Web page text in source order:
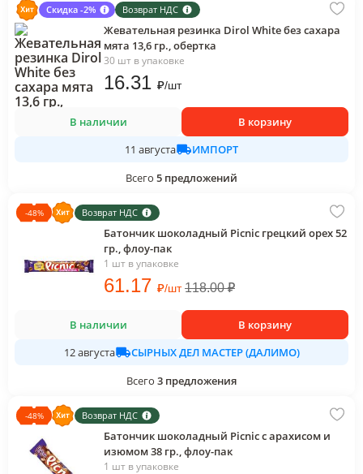
Скидка -2% Возврат НДС
Жевательная резинка Dirol White без сахара
мята 13,6 гр., обертка
30 шт в упаковке
16.31 ₽/шт
В наличии
В корзину
11 августа
ИМПОРТ
Всего 5 предложений
-48% Возврат НДС
Батончик шоколадный Picnic грецкий орех 52
гр., флоу-пак
1 шт в упаковке
61.17 ₽/шт 118.00 ₽
В наличии
В корзину
12 августа
СЫРНЫХ ДЕЛ МАСТЕР (ДАЛИМО)
Всего 3 предложения
-48% Возврат НДС
Батончик шоколадный Picnic с арахисом и
изюмом 38 гр., флоу-пак
1 шт в упаковке